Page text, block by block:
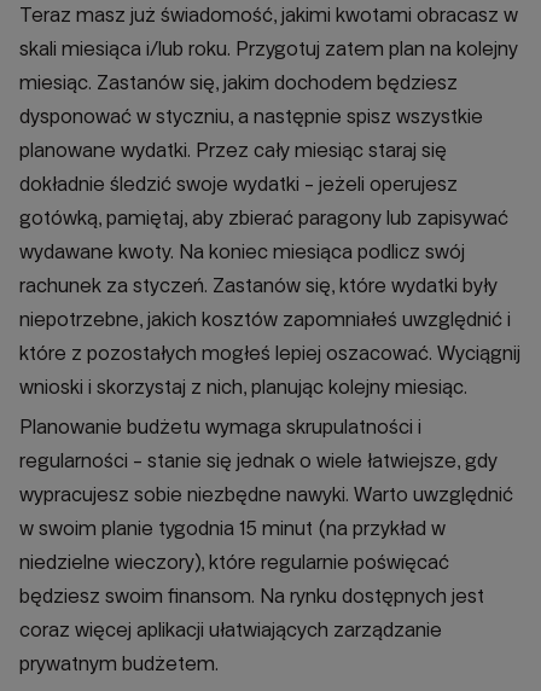
Teraz masz już świadomość, jakimi kwotami obracasz w
skali miesiąca i/lub roku. Przygotuj zatem plan na kolejny
miesiąc. Zastanów się, jakim dochodem będziesz
dysponować w styczniu, a następnie spisz wszystkie
planowane wydatki. Przez cały miesiąc staraj się
dokładnie śledzić swoje wydatki - jeżeli operujesz
gotówką, pamiętaj, aby zbierać paragony lub zapisywać
wydawane kwoty. Na koniec miesiąca podlicz swój
rachunek za styczeń. Zastanów się, które wydatki były
niepotrzebne, jakich kosztów zapomniałeś uwzględnić i
które z pozostałych mogłeś lepiej oszacować. Wyciągnij
wnioski i skorzystaj z nich, planując kolejny miesiąc.
Planowanie budżetu wymaga skrupulatności i
regularności - stanie się jednak o wiele łatwiejsze, gdy
wypracujesz sobie niezbędne nawyki. Warto uwzględnić
w swoim planie tygodnia 15 minut (na przykład w
niedzielne wieczory), które regularnie poświęcać
będziesz swoim finansom. Na rynku dostępnych jest
coraz więcej aplikacji ułatwiających zarządzanie
prywatnym budżetem.